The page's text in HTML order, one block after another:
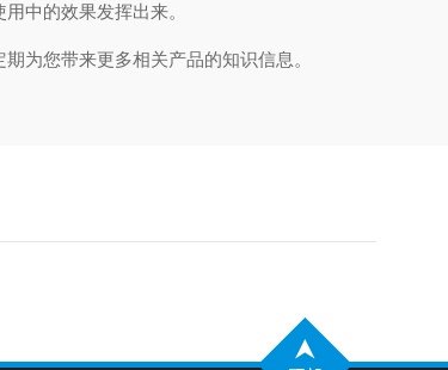
中的效果发挥出来。
为您带来更多相关产品的知识信息。